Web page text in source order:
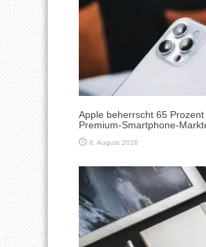
Apple beherrscht 65
Premium-Smartphone-
8. August 2026